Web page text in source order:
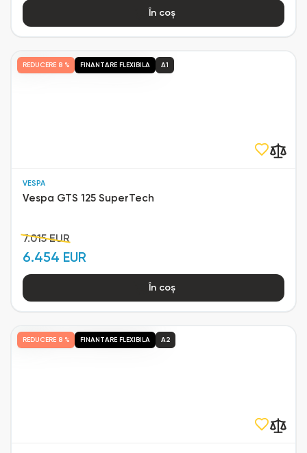
În coș
VESPA
Vespa GTS 125 SuperTech
7.015 EUR
6.454 EUR
REDUCERE 8 % FINANTARE FLEXIBILA A1
În coș
REDUCERE 8 % FINANTARE FLEXIBILA A2